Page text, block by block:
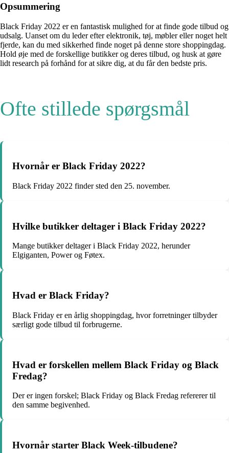
Opsummering
Black Friday 2022 er en fantastisk mulighed for at finde gode tilbud og
udsalg. Uanset om du leder efter elektronik, tøj, møbler eller noget helt
fjerde, kan du med sikkerhed finde noget på denne store shoppingdag.
Hold øje med de forskellige butikker og deres tilbud, og husk at gøre
lidt research på forhånd for at sikre dig, at du får den bedste pris.
Ofte stillede spørgsmål
Hvornår er Black Friday 2022?
Black Friday 2022 finder sted den 25. november.
Hvilke butikker deltager i Black Friday 2022?
Mange butikker deltager i Black Friday 2022, herunder
Elgiganten, Power og Føtex.
Hvad er Black Friday?
Black Friday er en årlig shoppingdag, hvor forretninger tilbyder
særligt gode tilbud til forbrugerne.
Hvad er forskellen mellem Black Friday og Black
Fredag?
Der er ingen forskel; Black Friday og Black Fredag refererer til
den samme begivenhed.
Hvornår starter Black Week-tilbudene?